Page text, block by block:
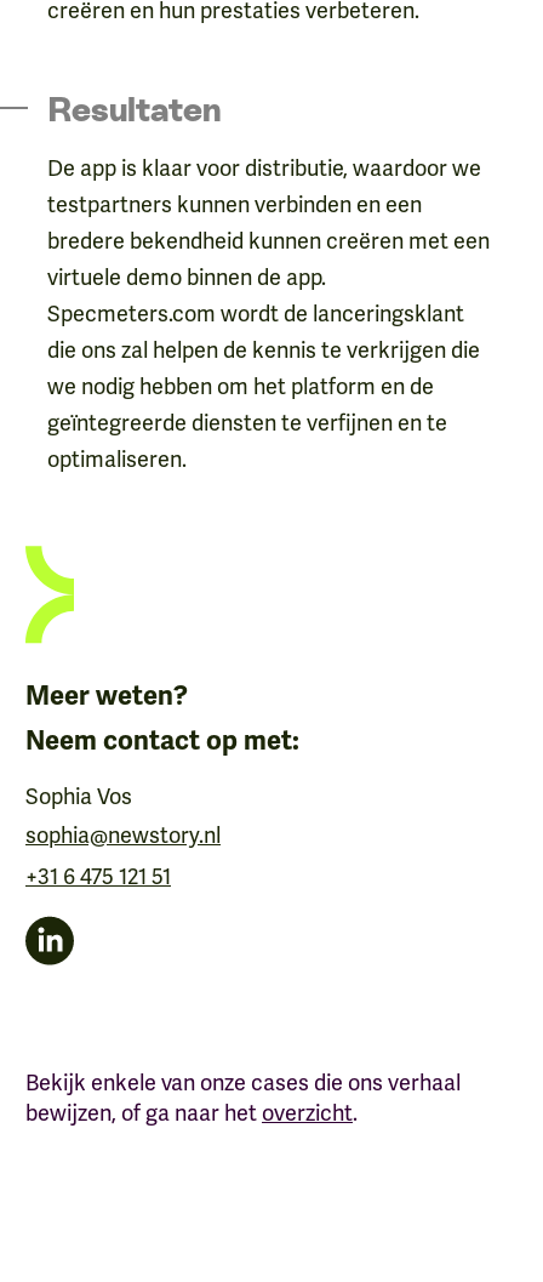
creëren en hun prestaties verbeteren.
Resultaten
De app is klaar voor distributie, waardoor we
testpartners kunnen verbinden en een
bredere bekendheid kunnen creëren met een
virtuele demo binnen de app.
Specmeters.com wordt de lanceringsklant
die ons zal helpen de kennis te verkrijgen die
we nodig hebben om het platform en de
geïntegreerde diensten te verfijnen en te
optimaliseren.
Meer weten?
Neem contact op met:
Sophia Vos
sophia@newstory.nl
+31 6 475 121 51
Bekijk enkele van onze cases die ons verhaal
bewijzen, of ga naar het overzicht.